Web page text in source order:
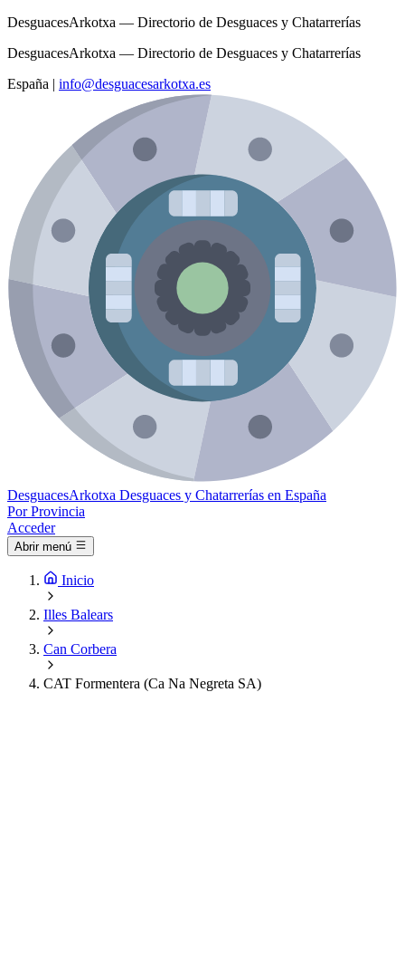
DesguacesArkotxa — Directorio de Desguaces y Chatarrerías
DesguacesArkotxa — Directorio de Desguaces y Chatarrerías
España | info@desguacesarkotxa.es
DesguacesArkotxa Desguaces y Chatarrerías en España
Por Provincia
Acceder
Abrir menú
Inicio
Illes Balears
Can Corbera
CAT Formentera (Ca Na Negreta SA)